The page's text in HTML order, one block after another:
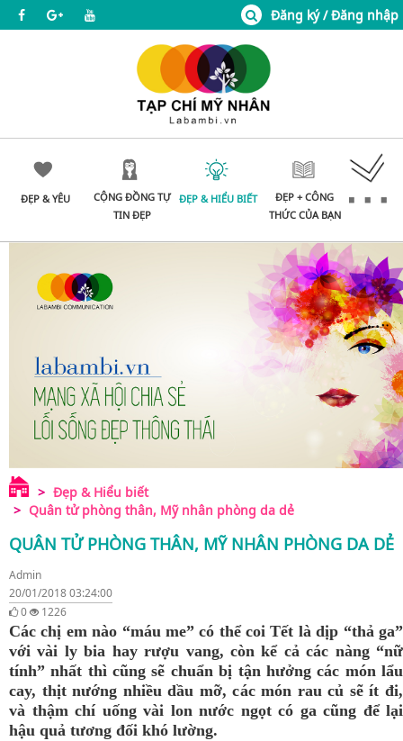
Đăng ký / Đăng nhập
ĐẸP & YÊU
CỘNG ĐỒNG TỰ
TIN ĐẸP
ĐẸP & HIỂU BIẾT
ĐẸP + CÔNG
THỨC CỦA BẠN
Đẹp & Hiểu biết
Quân tử phòng thân, Mỹ nhân phòng da dẻ
QUÂN TỬ PHÒNG THÂN, MỸ NHÂN PHÒNG DA DẺ
Admin
20/01/2018 03:24:00
0
1226
Các chị em nào “máu me” có thể coi Tết là dịp “thả ga”
với vài ly bia hay rượu vang, còn kể cả các nàng “nữ
tính” nhất thì cũng sẽ chuẩn bị tận hưởng các món lẩu
cay, thịt nướng nhiều dầu mỡ, các món rau củ sẽ ít đi,
và thậm chí uống vài lon nước ngọt có ga cũng để lại
hậu quả tương đối khó lường.